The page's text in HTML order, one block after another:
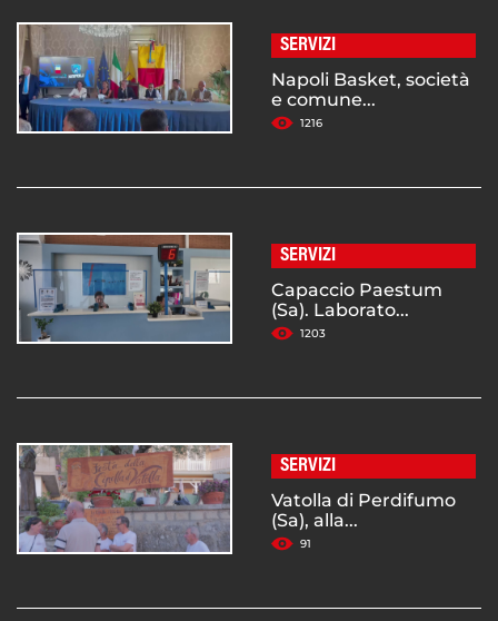
SERVIZI
Napoli Basket, società
e comune...
1216
SERVIZI
Capaccio Paestum
(Sa). Laborato...
1203
SERVIZI
Vatolla di Perdifumo
(Sa), alla...
91